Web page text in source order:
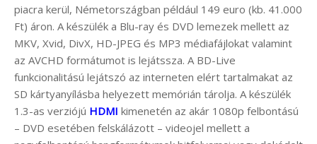
piacra kerül, Németországban például 149 euro (kb. 41.000
Ft) áron. A készülék a Blu-ray és DVD lemezek mellett az
MKV, Xvid, DivX, HD-JPEG és MP3 médiafájlokat valamint
az AVCHD formátumot is lejátssza. A BD-Live
funkcionalitású lejátszó az interneten elért tartalmakat az
SD kártyanyílásba helyezett memórián tárolja. A készülék
1.3-as verziójú HDMI kimenetén az akár 1080p felbontású
– DVD esetében felskálázott – videojel mellett a